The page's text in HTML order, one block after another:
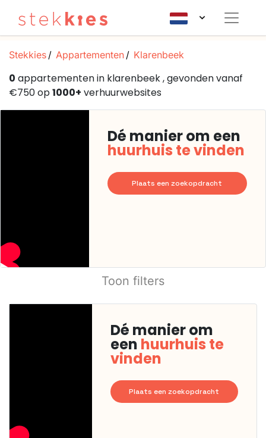
Stekkies Appartementen Klarenbeek
0 appartementen in klarenbeek , gevonden vanaf
€750 op1000+ verhuurwebsites
Dé manier om een
huurhuis te vinden
Plaats een zoekopdracht
Toon filters
Dé manier om
een huurhuis te
vinden
Plaats een zoekopdracht